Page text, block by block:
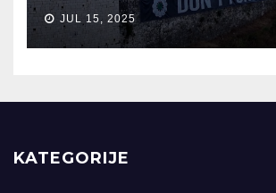
JUL 15, 2025
KATEGORIJE